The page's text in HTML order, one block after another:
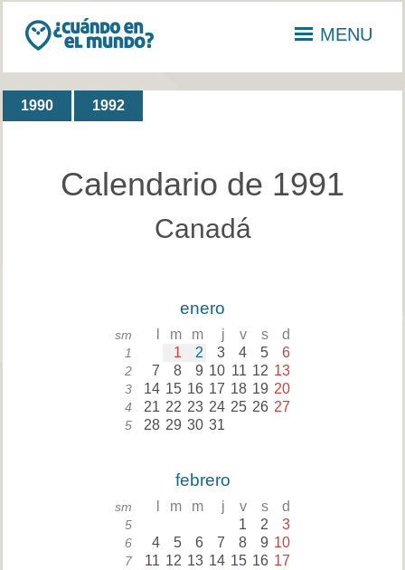
MENU
1990 1992
Calendario de 1991
Canadá
enero
sm m m j v s d
1 1 2 3 4 5 6
2 7 8 9 10 11 12 13
3 14 15 16 17 18 19 20
4 21 22 23 24 25 26 27
5 28 29 30 31
febrero
sm m m j v s d
5 1 2 3
6 4 5 6 7 8 9 10
7 11 12 13 14 15 16 17